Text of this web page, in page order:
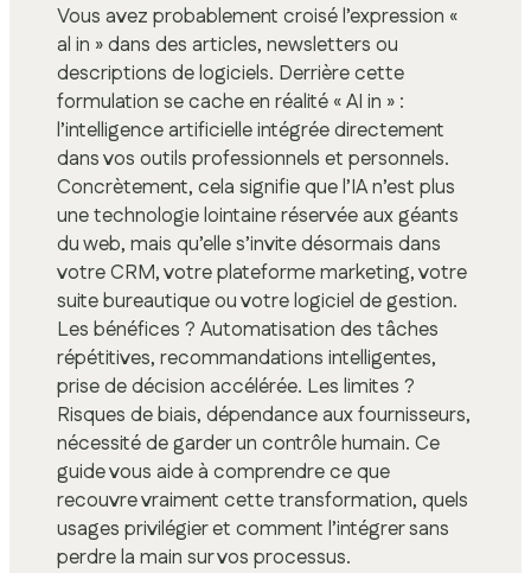
Vous avez probablement croisé l’expression «
al in » dans des articles, newsletters ou
descriptions de logiciels. Derrière cette
formulation se cache en réalité « AI in » :
l’intelligence artificielle intégrée directement
dans vos outils professionnels et personnels.
Concrètement, cela signifie que l’IA n’est plus
une technologie lointaine réservée aux géants
du web, mais qu’elle s’invite désormais dans
votre CRM, votre plateforme marketing, votre
suite bureautique ou votre logiciel de gestion.
Les bénéfices ? Automatisation des tâches
répétitives, recommandations intelligentes,
prise de décision accélérée. Les limites ?
Risques de biais, dépendance aux fournisseurs,
nécessité de garder un contrôle humain. Ce
guide vous aide à comprendre ce que
recouvre vraiment cette transformation, quels
usages privilégier et comment l’intégrer sans
perdre la main sur vos processus.